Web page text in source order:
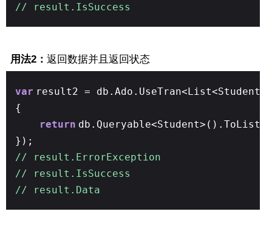
// result.IsSuccess
用法2： 返回数据并且返回状态
var result2 =
{
return
});
// result.ErrorException
// result.IsSuccess
// result.Data